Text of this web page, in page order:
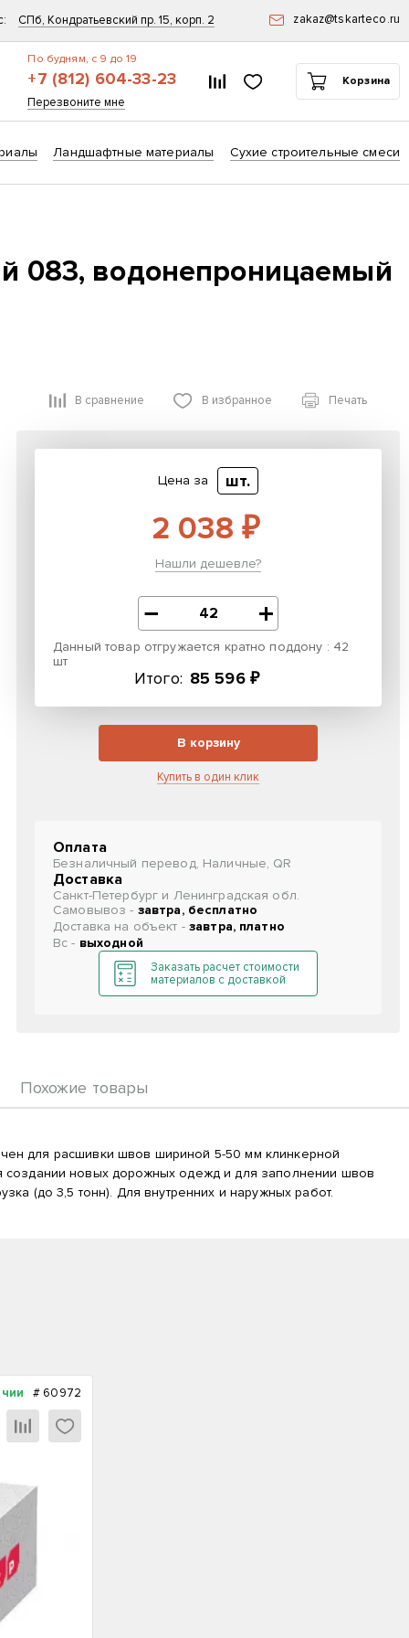
СПб, Кондратьевский пр. 15, корп. 2 zakaz@tskarteco.ru
По будням, с 9 до 19
+7 (812) 604-33-23
Перезвоните мне
Список сравнения
Избранное Корзина
Ландшафтные материалы Сухие строительные смеси
083, водонепроницаемый
В сравнение В избранное Печать
Цена за шт.
2 038 ₽
Нашли дешевле?
Данный товар отгружается кратно поддону : 42
шт
Итого: 85 596 ₽
В корзину
Купить в один клик
Оплата
Безналичный перевод, Наличные, QR
Доставка
Санкт-Петербург и Ленинградская обл.
Самовывоз - завтра, бесплатно
Доставка на объект - завтра, платно
Вс - выходной
Заказать расчет стоимости
материалов с доставкой
Похожие товары
для расшивки швов шириной 5-50 мм клинкерной
создании новых дорожных одежд и для заполнении швов
(до 3,5 тонн). Для внутренних и наружных работ.
# 60972